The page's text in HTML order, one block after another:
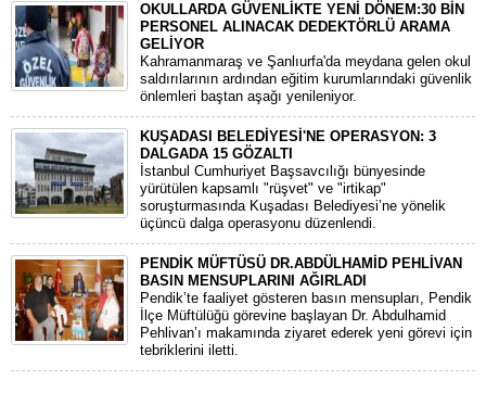
OKULLARDA GÜVENLİKTE YENİ DÖNEM:30 BİN
PERSONEL ALINACAK DEDEKTÖRLÜ ARAMA
GELİYOR
​Kahramanmaraş ve Şanlıurfa'da meydana gelen okul
saldırılarının ardından eğitim kurumlarındaki güvenlik
önlemleri baştan aşağı yenileniyor.
KUŞADASI BELEDİYESİ'NE OPERASYON: 3
DALGADA 15 GÖZALTI
​İstanbul Cumhuriyet Başsavcılığı bünyesinde
yürütülen kapsamlı "rüşvet" ve "irtikap"
soruşturmasında Kuşadası Belediyesi’ne yönelik
üçüncü dalga operasyonu düzenlendi.
PENDİK MÜFTÜSÜ DR.ABDÜLHAMİD PEHLİVAN
BASIN MENSUPLARINI AĞIRLADI
​Pendik’te faaliyet gösteren basın mensupları, Pendik
İlçe Müftülüğü görevine başlayan Dr. Abdulhamid
Pehlivan’ı makamında ziyaret ederek yeni görevi için
tebriklerini iletti.